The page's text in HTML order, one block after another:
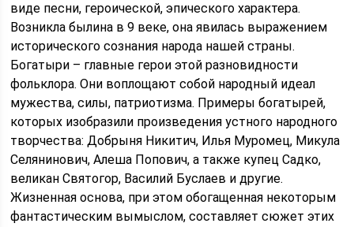
виде песни, героической, эпического характера.
Возникла былина в 9 веке, она явилась выражением
исторического сознания народа нашей страны.
Богатыри – главные герои этой разновидности
фольклора. Они воплощают собой народный идеал
мужества, силы, патриотизма. Примеры богатырей,
которых изобразили произведения устного народного
творчества: Добрыня Никитич, Илья Муромец, Микула
Селянинович, Алеша Попович, а также купец Садко,
великан Святогор, Василий Буслаев и другие.
Жизненная основа, при этом обогащенная некоторым
фантастическим вымыслом, составляет сюжет этих